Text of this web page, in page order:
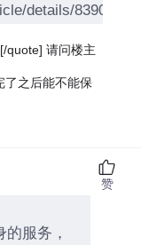
details/
[/quote] 请问楼主
了之后能不能保
服务，
赞